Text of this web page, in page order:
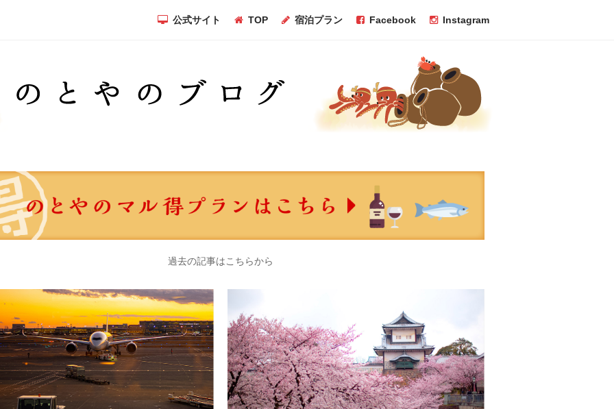
公式サイト TOP 宿泊プラン Facebook Instagram
過去の記事はこちらから